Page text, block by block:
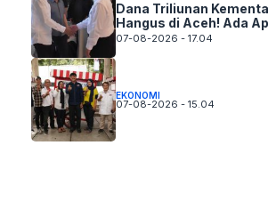
Dana Triliunan
Hangus di Aceh! Ada
07-08-2026 - 17.04
EKONOMI
07-08-2026 - 15.04